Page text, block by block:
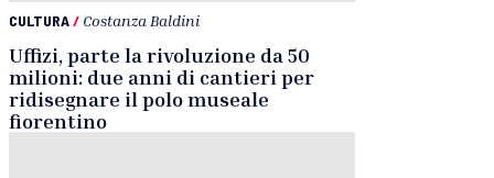
CULTURA/ Costanza Baldini
Uffizi, parte la rivoluzione da 50
milioni: due anni di cantieri per
ridisegnare il polo museale
fiorentino